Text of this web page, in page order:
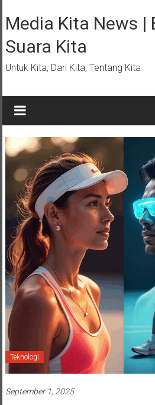
ke
konten
Media Kita News |
Suara Kita
Untuk Kita, Dari Kita, Tentang Kita
Teknologi
September 1, 2025